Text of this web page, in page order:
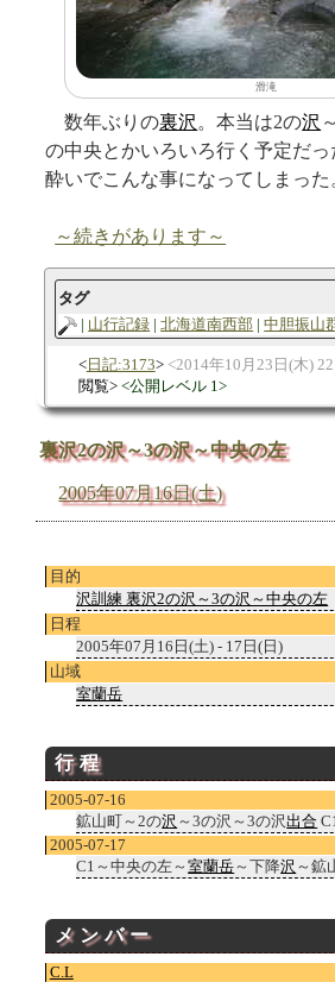
滑滝
数年ぶりの裏沢 。本当は2の沢
の中央とかいろいろ行く予定だっ
酔いでこんな事になってしまった
～続きがあります～
タグ
山行記録
北海道南西部 中胆振山
日記:3173 2014年10月23日(木)
閲覧
公開レベル 1
裏沢2の沢～3の沢～中央の左
2005年07月16日(土)
目的
沢訓練 裏沢2の沢～3の沢～中央の左
日程
2005年07月16日(土) - 17日(日)
山域
室蘭岳
行程
2005-07-16
鉱山町～2の沢 ～3の沢～3の沢出合 C1
2005-07-17
C1～中央の左～室蘭岳～下降沢 ～鉱
メンバー
C.L